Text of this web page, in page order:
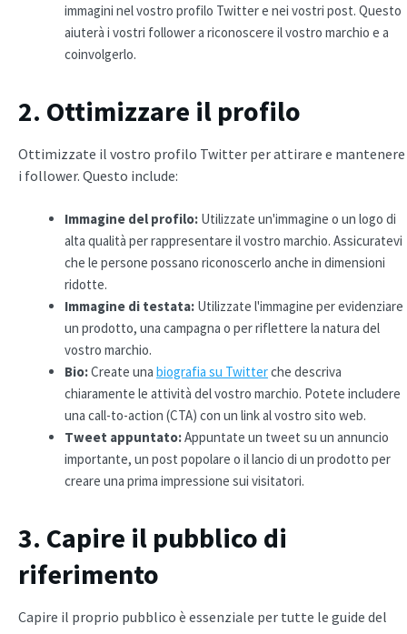
immagini nel vostro profilo Twitter e nei vostri post. Questo
aiuterà i vostri follower a riconoscere il vostro marchio e a
coinvolgerlo.
2. Ottimizzare il profilo
Ottimizzate il vostro profilo Twitter per attirare e mantenere
i follower. Questo include:
Immagine del profilo: Utilizzate un'immagine o un logo di
alta qualità per rappresentare il vostro marchio. Assicuratevi
che le persone possano riconoscerlo anche in dimensioni
ridotte.
Immagine di testata: Utilizzate l'immagine per evidenziare
un prodotto, una campagna o per riflettere la natura del
vostro marchio.
Bio:Create una biografia su Twitterche descriva
chiaramente le attività del vostro marchio. Potete includere
una call-to-action (CTA) con un link al vostro sito web.
Tweet appuntato:Appuntate un tweet su un annuncio
importante, un post popolare o il lancio di un prodotto per
creare una prima impressione sui visitatori.
3. Capire il pubblico di
riferimento
Capire il proprio pubblico è essenziale per tutte le guide del